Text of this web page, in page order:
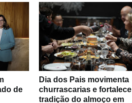
de
Dia dos Pais movimenta
churrascarias e fortalece
tradição do almoço em